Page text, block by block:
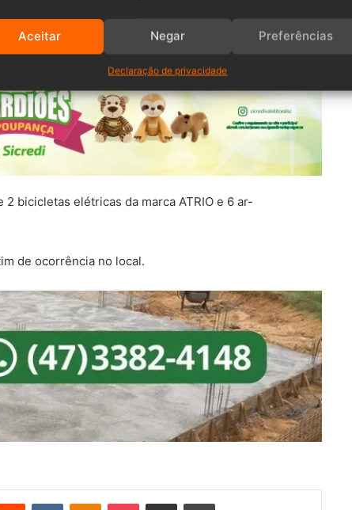
Aceitar Negar Preferências
Declaração de privacidade
chegou no seu galpão e verificou que uma janela dos
bicicletas elétricas da marca ATRIO e 6 ar-
de ocorrência no local.